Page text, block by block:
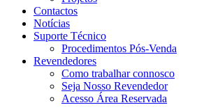
Contactos
Notícias
Suporte Técnico
Procedimentos Pós-Venda
Revendedores
Como trabalhar connosco
Seja Nosso Revendedor
Acesso Área Reservada